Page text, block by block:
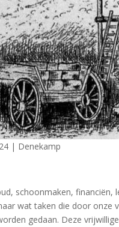
| Denekamp
schoonmaken, financiën,
wat taken die door onze
gedaan. Deze